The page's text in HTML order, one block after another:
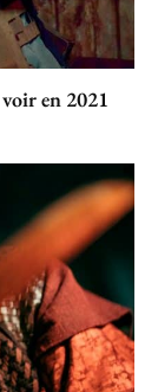
en 2021